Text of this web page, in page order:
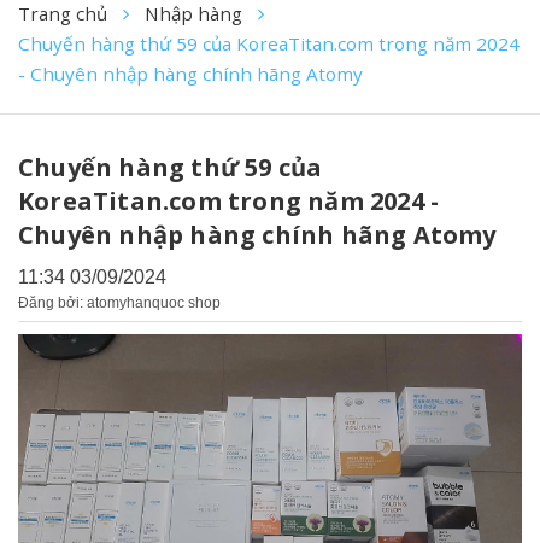
Trang chủ
Nhập hàng
Chuyến hàng thứ 59 của KoreaTitan.com trong năm 2024
- Chuyên nhập hàng chính hãng Atomy
Chuyến hàng thứ 59 của
KoreaTitan.com trong năm 2024 -
Chuyên nhập hàng chính hãng Atomy
11:34 03/09/2024
Đăng bởi: atomyhanquoc shop